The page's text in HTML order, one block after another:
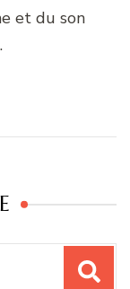
et du son